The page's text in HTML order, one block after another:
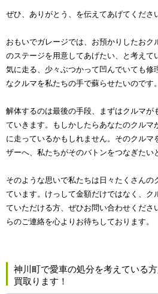
ぜひ、ありがとう、を伝えてあげてくださ
おもいでガレージでは、お預かりしたおク
のステージを用意してあげたい、と考えて
気に走る、少々ぶつかって凹んでいても修
なクルマを私たちの手で蘇らせたいのです。
解体するのは最後の手段、まずはクルマが
ていきます。もしかしたらあなたのクルマ
に走っているかもしれません。そのクルマ
ザーへ、私たちがそのバトンをつなぎたい
そのような思いで私たちは日々たくさんの
ています。けっして金額だけではなく、ク
ていただける方、ぜひお問い合わせくださ
らのご連絡を心よりお待ちしております。
神川町で愛車の処分を考えている
買取ります！